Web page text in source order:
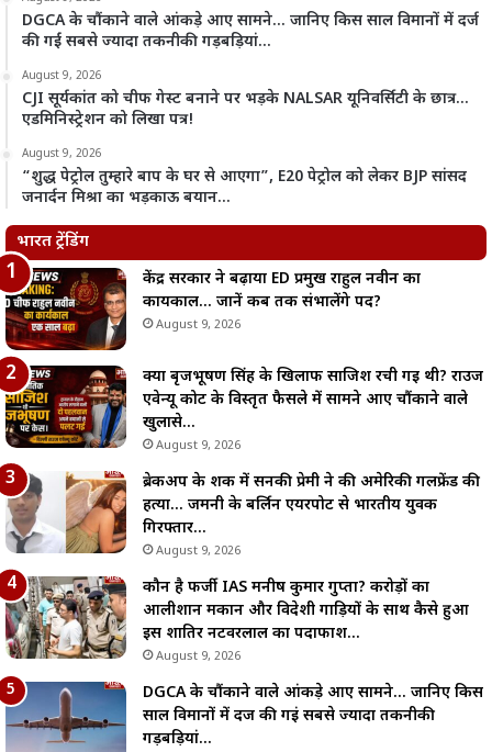
DGCA के चौंकाने वाले आंकड़े आए सामने… जानिए किस साल विमानों में दर्ज
की गईं सबसे ज्यादा तकनीकी गड़बड़ियां…
August 9, 2026
CJI सूर्यकांत को चीफ गेस्ट बनाने पर भड़के NALSAR यूनिवर्सिटी के छात्र…
एडमिनिस्ट्रेशन को लिखा पत्र!
August 9, 2026
“शुद्ध पेट्रोल तुम्हारे बाप के घर से आएगा”, E20 पेट्रोल को लेकर BJP सांसद
जनार्दन मिश्रा का भड़काऊ बयान…
भारत ट्रेंडिंग
केंद्र सरकार ने बढ़ाया ED प्रमुख राहुल नवीन का
कार्यकाल… जानें कब तक संभालेंगे पद?
August 9, 2026
क्या बृजभूषण सिंह के खिलाफ साजिश रची गई थी? राउज
एवेन्यू कोर्ट के विस्तृत फैसले में सामने आए चौंकाने वाले
खुलासे…
August 9, 2026
ब्रेकअप के शक में सनकी प्रेमी ने की अमेरिकी गर्लफ्रेंड की
हत्या… जर्मनी के बर्लिन एयरपोर्ट से भारतीय युवक
गिरफ्तार…
August 9, 2026
कौन है फर्जी IAS मनीष कुमार गुप्ता? करोड़ों का
आलीशान मकान और विदेशी गाड़ियों के साथ कैसे हुआ
इस शातिर नटवरलाल का पर्दाफाश…
August 9, 2026
DGCA के चौंकाने वाले आंकड़े आए सामने… जानिए किस
साल विमानों में दर्ज की गईं सबसे ज्यादा तकनीकी
गड़बड़ियां…